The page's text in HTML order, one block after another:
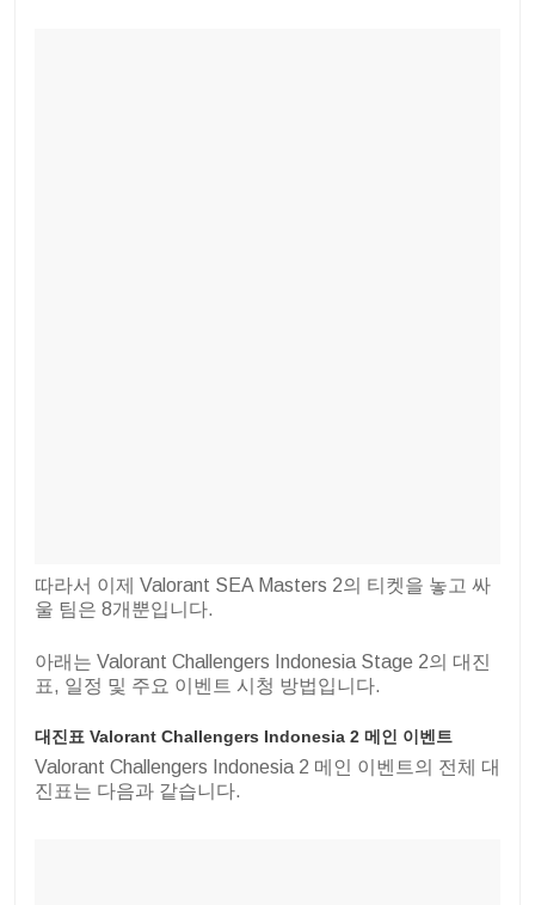
따라서 이제 Valorant SEA Masters 2의 티켓을 놓고 싸
울 팀은 8개뿐입니다.
아래는 Valorant Challengers Indonesia Stage 2의 대진
표, 일정 및 주요 이벤트 시청 방법입니다.
대진표 Valorant Challengers Indonesia 2 메인 이벤트
Valorant Challengers Indonesia 2 메인 이벤트의 전체 대
진표는 다음과 같습니다.